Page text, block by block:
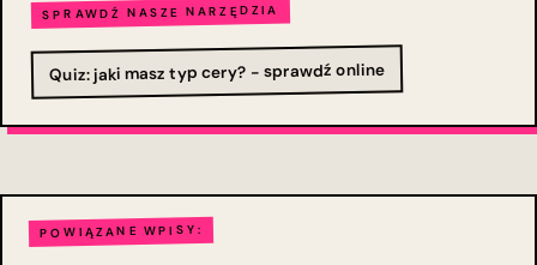
SPRAWDŹ NASZE NARZĘDZIA
Quiz: jaki masz typ cery? - sprawdź online
POWIĄZANE WPISY: